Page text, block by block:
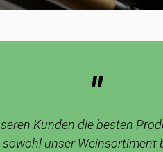
"
Kunden die besten
unser